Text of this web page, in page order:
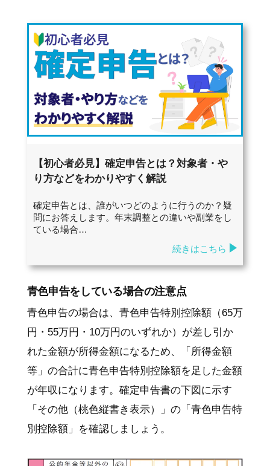
【初心者必見】確定申告とは？対象者・や
り方などをわかりやすく解説
確定申告とは、誰がいつどのように行うのか？疑
問にお答えします。年末調整との違いや副業をし
ている場合…
続きはこちら
青色申告をしている場合の注意点
青色申告の場合は、青色申告特別控除額（65万
円・55万円・10万円のいずれか）が差し引か
れた金額が所得金額になるため、「所得金額
等」の合計に青色申告特別控除額を足した金額
が年収になります。確定申告書の下図に示す
「その他（桃色縦書き表示）」の「青色申告特
別控除額」を確認しましょう。